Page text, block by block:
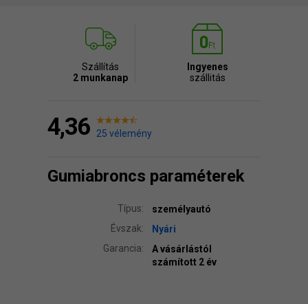
Szállítás
2 munkanap
Ingyenes
szállitás
4,36 25 vélemény
Gumiabroncs paraméterek
Típus:
személyautó
Évszak:
Nyári
Garancia:
A vásárlástól
számított 2 év